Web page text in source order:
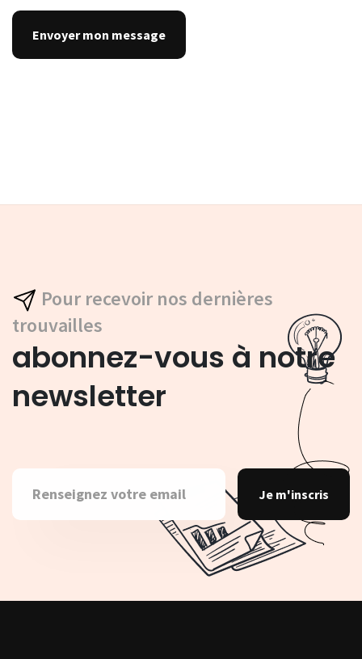
Pour recevoir nos dernières
trouvailles
abonnez-vous à notre
newsletter
Je m'inscris